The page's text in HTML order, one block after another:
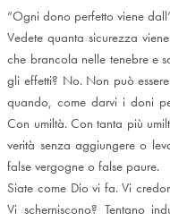
“Ogni dono perfetto viene
Vedete quanta sicurezza
che brancola nelle tenebre e
gli effetti? No. Non può
quando, come darvi i doni
Con umiltà. Con tanta più
verità senza aggiungere o
false vergogne o false paure.
Siate come Dio vi fa. Vi
Vi scherniscono? Tentano